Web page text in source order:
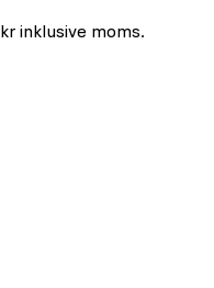
inklusive moms.